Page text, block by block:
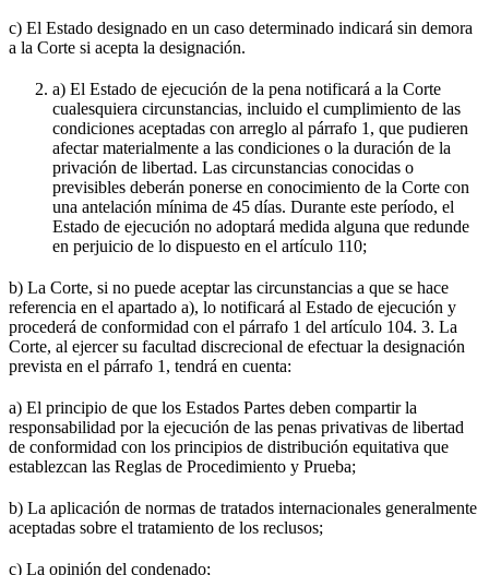
c) El Estado designado en un caso determinado indicará sin demora
a la Corte si acepta la designación.
a) El Estado de ejecución de la pena notificará a la Corte
cualesquiera circunstancias, incluido el cumplimiento de las
condiciones aceptadas con arreglo al párrafo 1, que pudieren
afectar materialmente a las condiciones o la duración de la
privación de libertad. Las circunstancias conocidas o
previsibles deberán ponerse en conocimiento de la Corte con
una antelación mínima de 45 días. Durante este período, el
Estado de ejecución no adoptará medida alguna que redunde
en perjuicio de lo dispuesto en el artículo 110;
b) La Corte, si no puede aceptar las circunstancias a que se hace
referencia en el apartado a), lo notificará al Estado de ejecución y
procederá de conformidad con el párrafo 1 del artículo 104. 3. La
Corte, al ejercer su facultad discrecional de efectuar la designación
prevista en el párrafo 1, tendrá en cuenta:
a) El principio de que los Estados Partes deben compartir la
responsabilidad por la ejecución de las penas privativas de libertad
de conformidad con los principios de distribución equitativa que
establezcan las Reglas de Procedimiento y Prueba;
b) La aplicación de normas de tratados internacionales generalmente
aceptadas sobre el tratamiento de los reclusos;
c) La opinión del condenado;